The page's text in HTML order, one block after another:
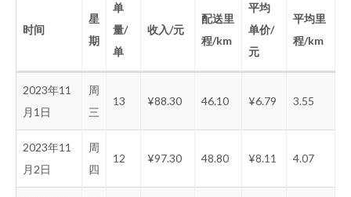
时间
星
期
单
量/
单
收入/元
配送里
程/km
平均
单价/
元
平均里
程/km
2023年11
月1日
周
三
13 ¥88.30 46.10 ¥6.79 3.55
2023年11
月2日
周
四
12 ¥97.30 48.80 ¥8.11 4.07